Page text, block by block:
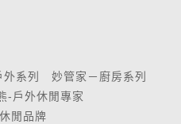
系列
妙管家－廚房系列
-戶外休閒專家
閒品牌